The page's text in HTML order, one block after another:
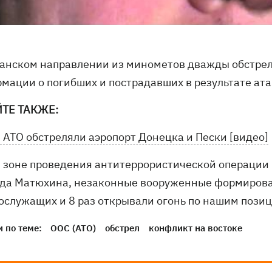
направлении из минометов дважды
о погибших и пострадавших в результате
ТАКЖЕ:
АТО обстреляли аэропорт Донецка и Пески [видео]
зоне проведения антитеррористической
Матюхина, незаконные вооруженные
и 8 раз открывали огонь по нашим
по теме: ООС (АТО) обстрел конфликт на востоке